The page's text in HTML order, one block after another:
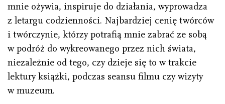
mnie ożywia, inspiruje do działania, wyprowadza
z letargu codzienności. Najbardziej cenię twórców
i twórczynie, którzy potrafią mnie zabrać ze sobą
w podróż do wykreowanego przez nich świata,
niezależnie od tego, czy dzieje się to w trakcie
lektury książki, podczas seansu filmu czy wizyty
w muzeum.